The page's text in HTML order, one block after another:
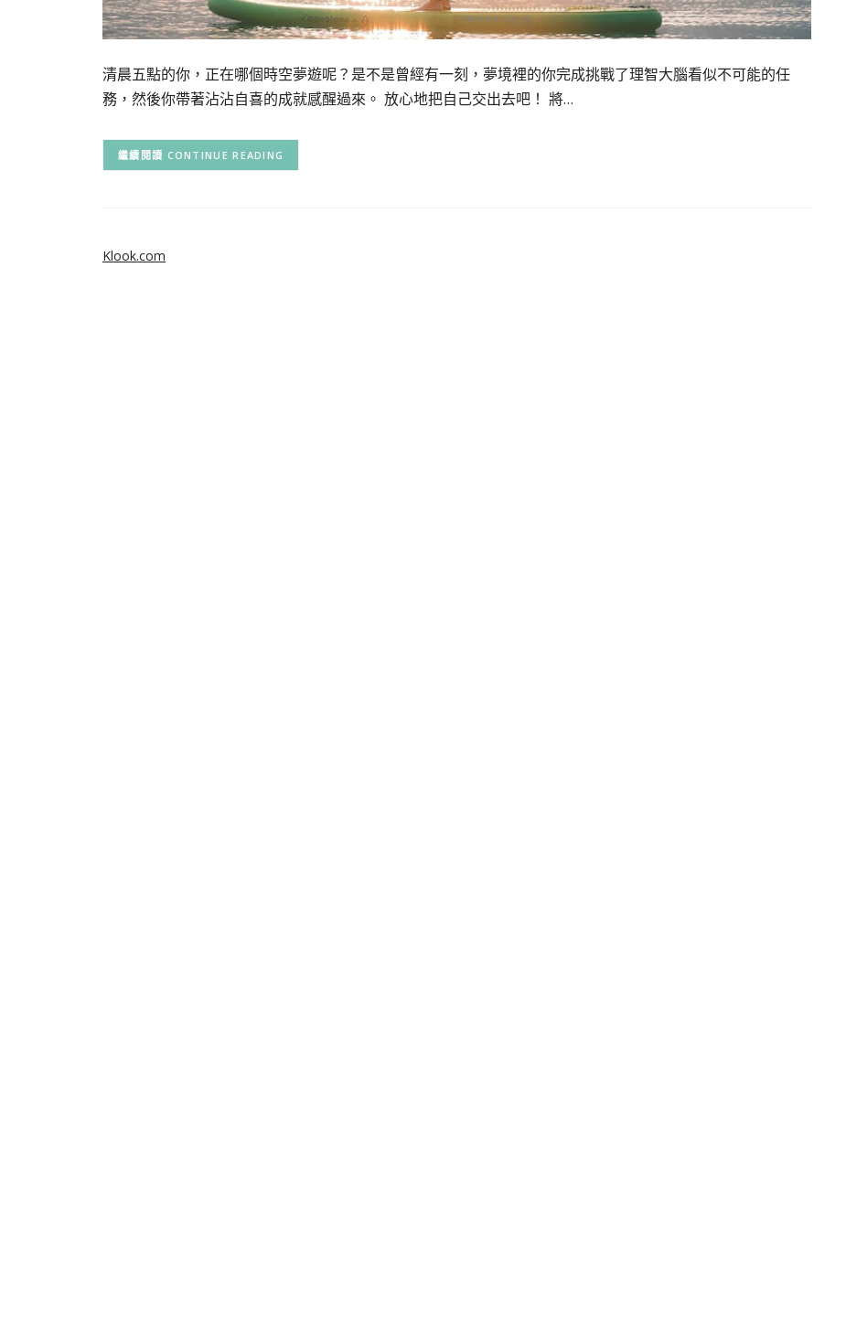
清晨五點的你，正在哪個時空夢遊呢？是不是曾經有一刻，夢境裡的你完成挑戰了理智大腦看似不可能的任
務，然後你帶著沾沾自喜的成就感醒過來。 放心地把自己交出去吧！ 將…
CONTINUE READING
Klook.com